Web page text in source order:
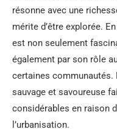
résonne avec une
mérite d’être explorée.
est non seulement
également par son rôle
certaines communautés.
sauvage et savoureuse
considérables en raison
l’urbanisation.